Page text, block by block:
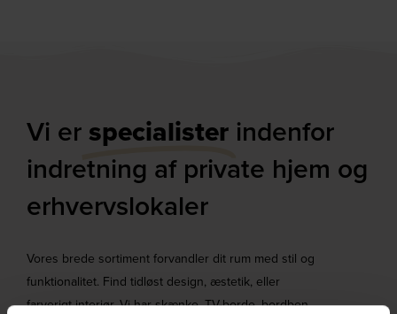
Vi er specialister indenfor
indretning af private hjem og
erhvervslokaler​
Vores brede sortiment forvandler dit rum med stil og
funktionalitet. Find tidløst design, æstetik, eller
farverigt interiør. Vi har skænke, TV-borde, bordben,